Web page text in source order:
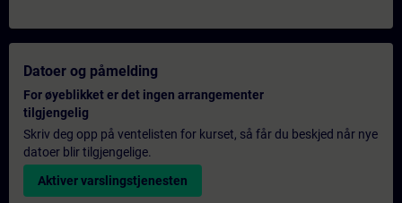
Datoer og påmelding
For øyeblikket er det ingen arrangementer
tilgjengelig
Skriv deg opp på ventelisten for kurset, så får du beskjed når nye
datoer blir tilgjengelige.
Aktiver varslingstjenesten